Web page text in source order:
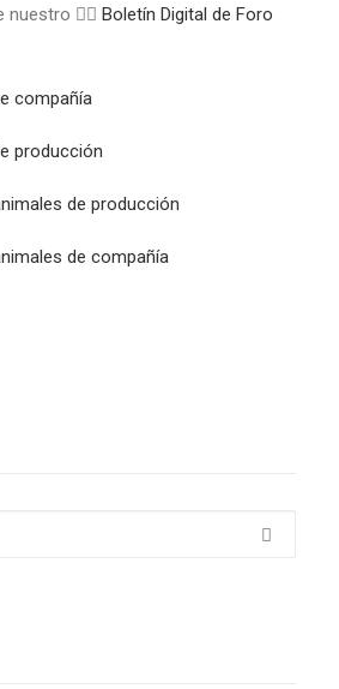
👉🏼 Boletín Digital de Foro
compañía
producción
de producción
de compañía